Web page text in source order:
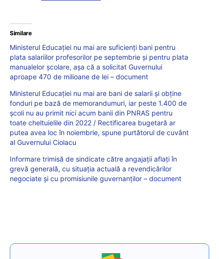
Similare
Ministerul Educației nu mai are suficienți bani pentru
plata salariilor profesorilor pe septembrie și pentru plata
manualelor școlare, așa că a solicitat Guvernului
aproape 470 de milioane de lei – document
Ministerul Educației nu mai are bani de salarii și obține
fonduri pe bază de memorandumuri, iar peste 1.400 de
școli nu au primit nici acum banii din PNRAS pentru
toate cheltuielile din 2022 / Rectificarea bugetară ar
putea avea loc în noiembrie, spune purtătorul de cuvânt
al Guvernului Ciolacu
Informare trimisă de sindicate către angajații aflați în
grevă generală, cu situația actuală a revendicărilor
negociate și cu promisiunile guvernanților – document